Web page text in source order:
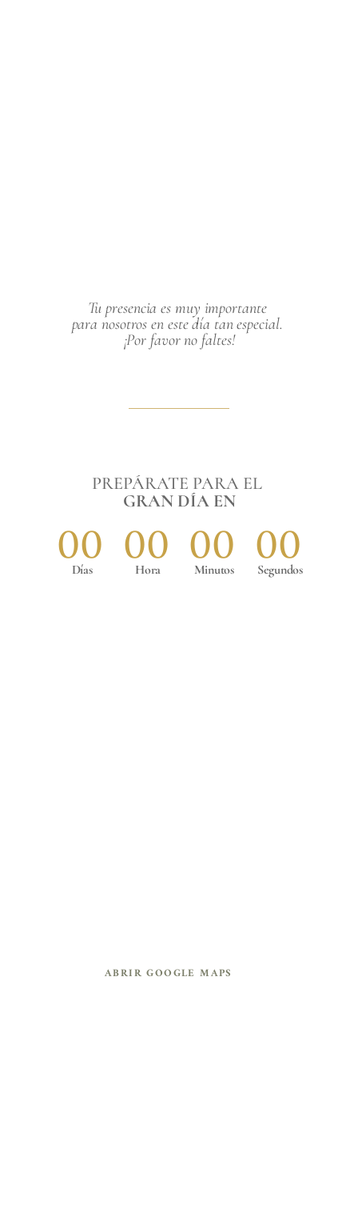
Tu presencia es muy importante
para nosotros en este día tan especial.
¡Por favor no faltes!
PREPÁRATE PARA EL
GRAN DÍA EN
00
Días
00
Hora
00
Minutos
00
Segundos
ABRIR GOOGLE MAPS